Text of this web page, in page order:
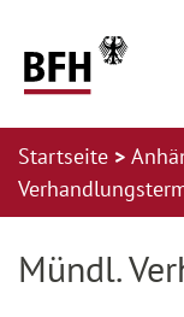
Startseite
Mündl.